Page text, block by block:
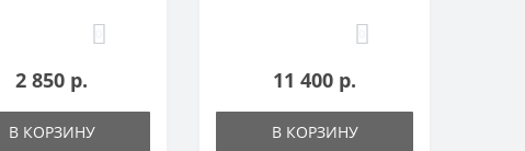
2 850 р.
В КОРЗИНУ
11 400 р.
В КОРЗИНУ